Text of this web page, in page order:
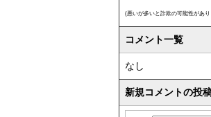
(悪いが多いと詐欺の可能性があ
コメント一覧
なし
新規コメントの投